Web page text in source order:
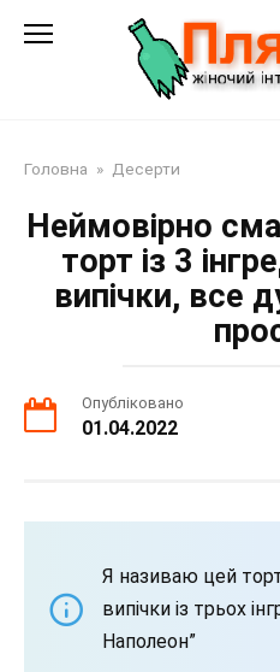
Головна » Десерти
Неймовірно
торт із 3
випічки, все
Опубліковано
01.04.2022
Я називаю цей
випічки із трьох
Наполеон”